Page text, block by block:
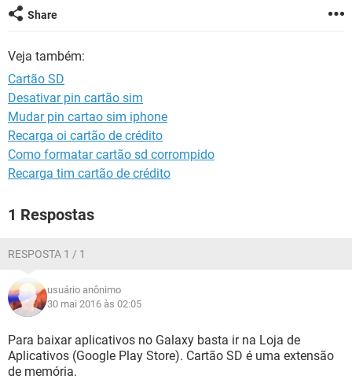
OUTLOOK
GUIA DE COMPRAS
Share
Veja também:
Cartão SD
Desativar pin cartão sim
Mudar pin cartao sim iphone
Recarga oi cartão de crédito
Como formatar cartão sd corrompido
Recarga tim cartão de crédito
1 Respostas
RESPOSTA 1 / 1
usuário anônimo
30 mai 2016 às 02:05
Para baixar aplicativos no Galaxy basta ir na Loja de
Aplicativos (Google Play Store). Cartão SD é uma extensão
de memória.